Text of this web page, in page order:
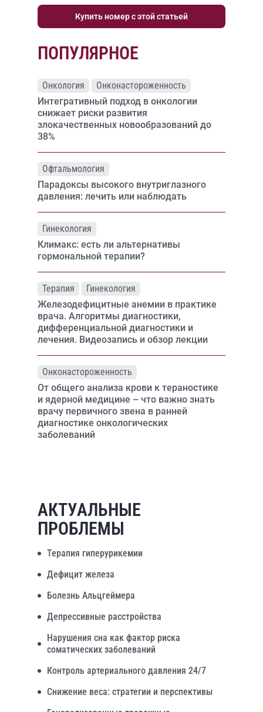
Купить номер с этой статьей
ПОПУЛЯРНОЕ
Онкология
Онконастороженность
Интегративный подход в онкологии
снижает риски развития
злокачественных новообразований до
38%
Офтальмология
Парадоксы высокого внутриглазного
давления: лечить или наблюдать
Гинекология
Климакс: есть ли альтернативы
гормональной терапии?
Терапия
Гинекология
Железодефицитные анемии в практике
врача. Алгоритмы диагностики,
дифференциальной диагностики и
лечения. Видеозапись и обзор лекции
Онконастороженность
От общего анализа крови к тераностике
и ядерной медицине – что важно знать
врачу первичного звена в ранней
диагностике онкологических
заболеваний
АКТУАЛЬНЫЕ
ПРОБЛЕМЫ
Терапия гиперурикемии
Дефицит железа
Болезнь Альцгеймера
Депрессивные расстройства
Нарушения сна как фактор риска
соматических заболеваний
Контроль артериального давления 24/7
Снижение веса: стратегии и перспективы